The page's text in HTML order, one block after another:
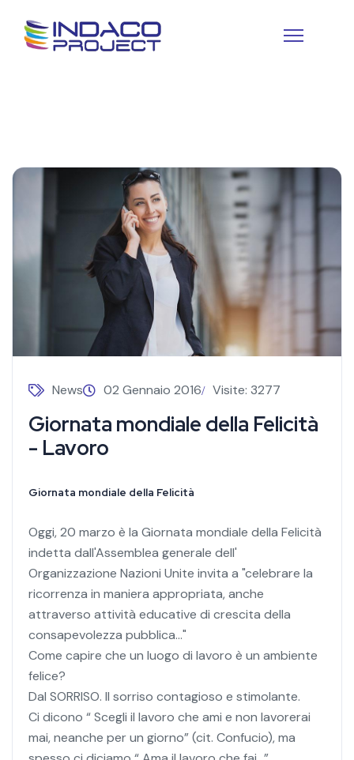
Giornata mondiale della Felicità
- Lavoro
News 02 Gennaio 2016 Visite: 3277
Giornata mondiale della Felicità
Oggi, 20 marzo è la Giornata mondiale della Felicità
indetta dall'Assemblea generale dell'
Organizzazione Nazioni Unite invita a "celebrare la
ricorrenza in maniera appropriata, anche
attraverso attività educative di crescita della
consapevolezza pubblica..."
Come capire che un luogo di lavoro è un ambiente
felice?
Dal SORRISO. Il sorriso contagioso e stimolante.
Ci dicono “ Scegli il lavoro che ami e non lavorerai
mai, neanche per un giorno” (cit. Confucio), ma